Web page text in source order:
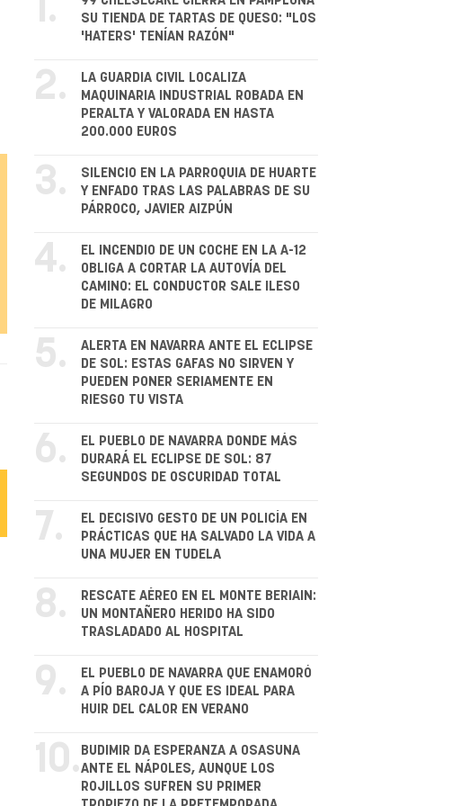
1.
SU TIENDA DE TARTAS DE QUESO: "LOS
'HATERS' TENÍAN RAZÓN"
2.
LA GUARDIA CIVIL LOCALIZA
MAQUINARIA INDUSTRIAL ROBADA EN
PERALTA Y VALORADA EN HASTA
200.000 EUROS
3.
SILENCIO EN LA PARROQUIA DE HUARTE
Y ENFADO TRAS LAS PALABRAS DE SU
PÁRROCO, JAVIER AIZPÚN
4.
EL INCENDIO DE UN COCHE EN LA A-12
OBLIGA A CORTAR LA AUTOVÍA DEL
CAMINO: EL CONDUCTOR SALE ILESO
DE MILAGRO
5.
ALERTA EN NAVARRA ANTE EL ECLIPSE
DE SOL: ESTAS GAFAS NO SIRVEN Y
PUEDEN PONER SERIAMENTE EN
RIESGO TU VISTA
6.
EL PUEBLO DE NAVARRA DONDE MÁS
DURARÁ EL ECLIPSE DE SOL: 87
SEGUNDOS DE OSCURIDAD TOTAL
7.
EL DECISIVO GESTO DE UN POLICÍA EN
PRÁCTICAS QUE HA SALVADO LA VIDA A
UNA MUJER EN TUDELA
8.
RESCATE AÉREO EN EL MONTE BERIAIN:
UN MONTAÑERO HERIDO HA SIDO
TRASLADADO AL HOSPITAL
9.
EL PUEBLO DE NAVARRA QUE ENAMORÓ
A PÍO BAROJA Y QUE ES IDEAL PARA
HUIR DEL CALOR EN VERANO
10. BUDIMIR DA ESPERANZA A OSASUNA
ANTE EL NÁPOLES, AUNQUE LOS
ROJILLOS SUFREN SU PRIMER